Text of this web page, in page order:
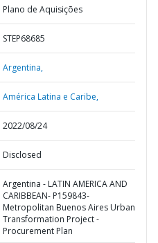
Plano de Aquisições
STEP68685
Argentina,
América Latina e Caribe,
2022/08/24
Disclosed
Argentina - LATIN AMERICA AND
CARIBBEAN- P159843-
Metropolitan Buenos Aires Urban
Transformation Project -
Procurement Plan